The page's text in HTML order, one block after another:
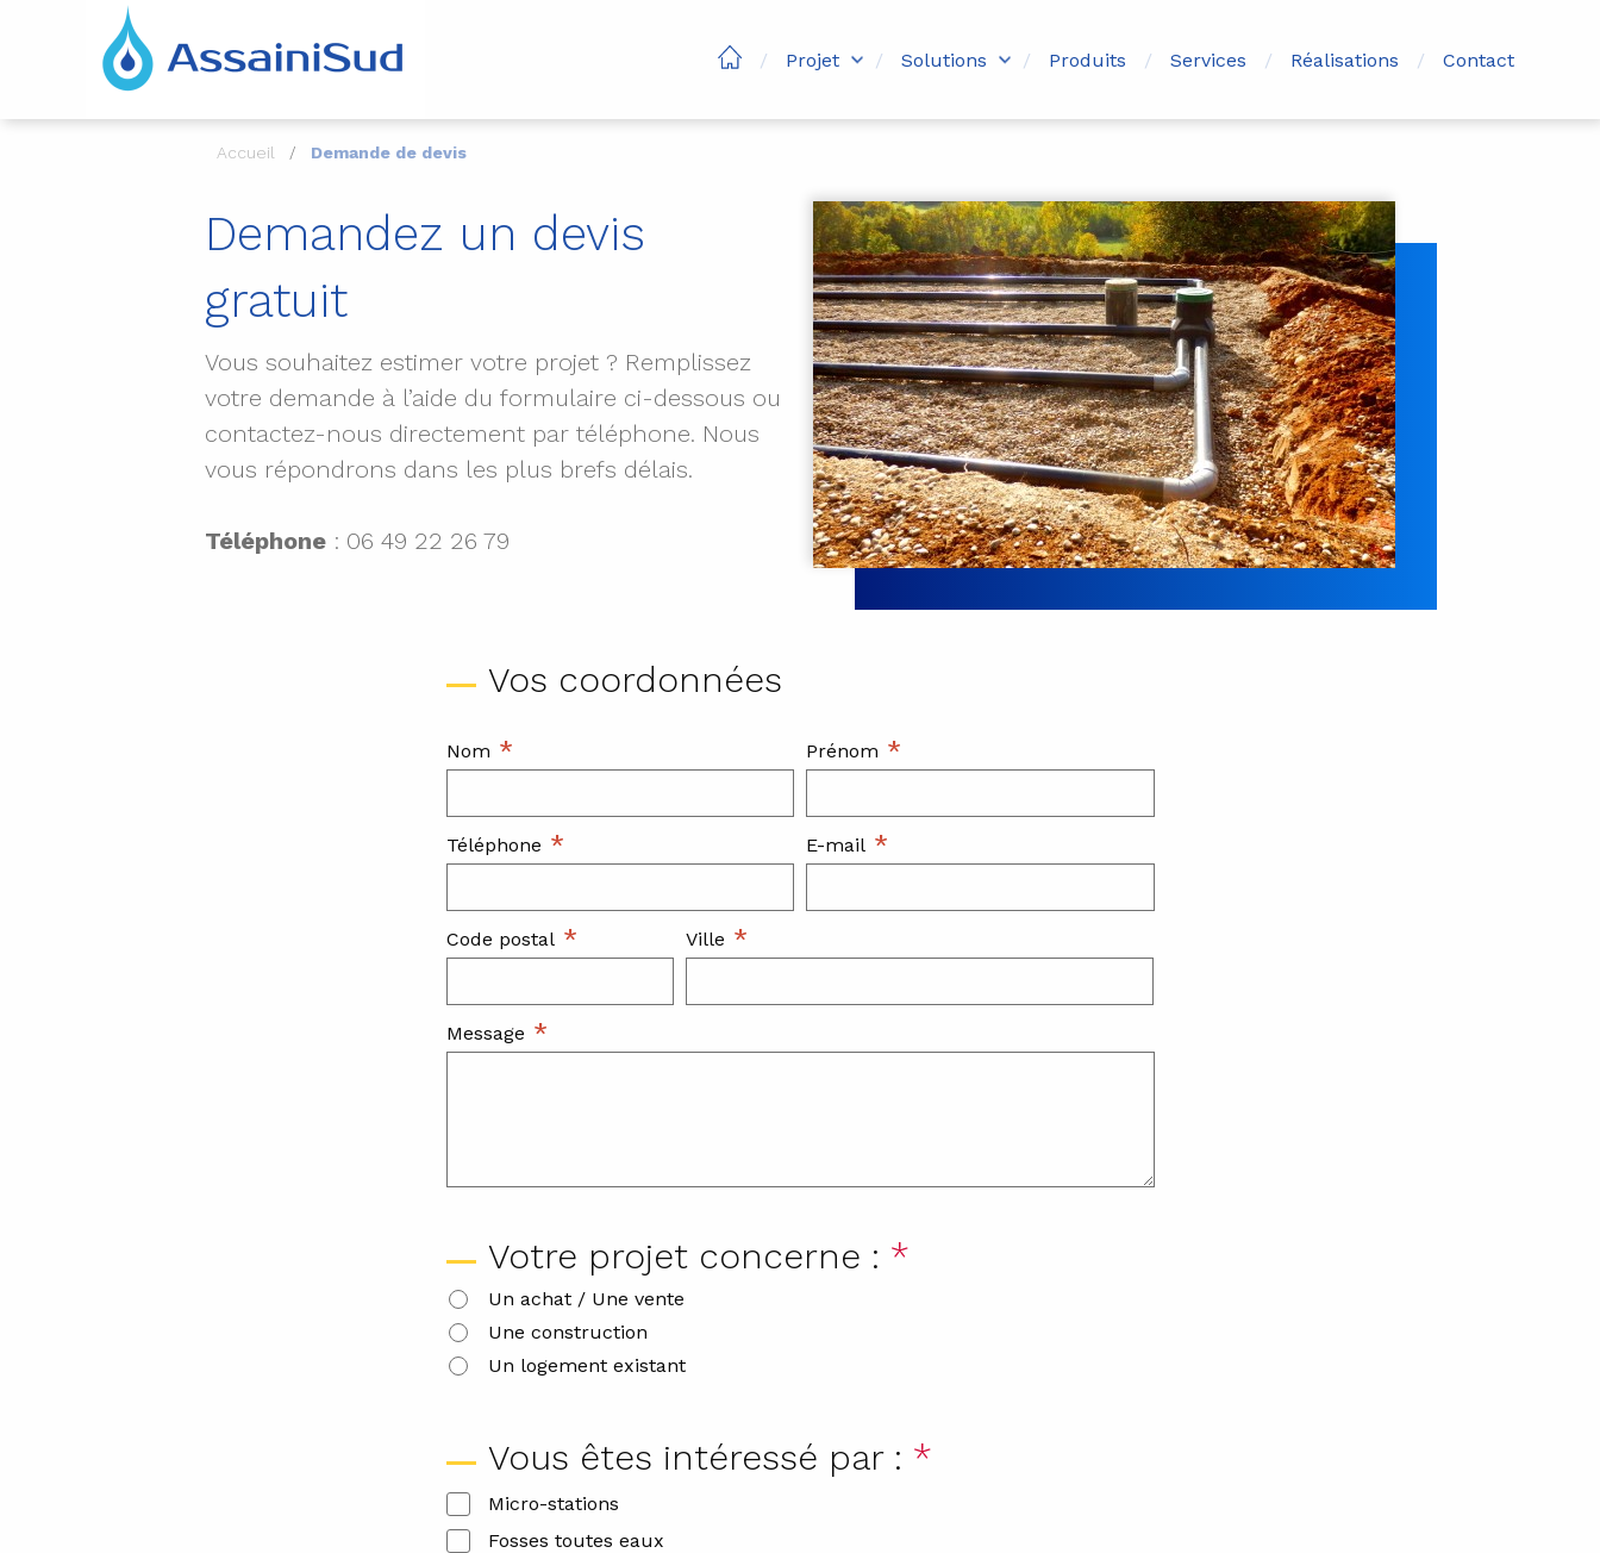
Projet Solutions Produits Services Réalisations Contact
Accueil Demande de devis
Demandez un devis
gratuit
Vous souhaitez estimer votre projet ? Remplissez
votre demande à l’aide du formulaire ci-dessous ou
contactez-nous directement par téléphone. Nous
vous répondrons dans les plus brefs délais.
Téléphone : 06 49 22 26 79
Vos coordonnées
Nom * Prénom *
Téléphone * E-mail *
Code postal* Ville *
Message *
Votre projet concerne : *
Un achat / Une vente
Une construction
Un logement existant
Vous êtes intéressé par : *
Micro-stations
Fosses toutes eaux